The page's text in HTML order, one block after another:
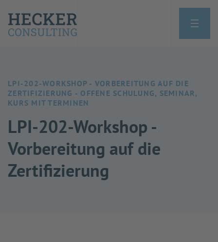
LPI-202-WORKSHOP - VORBEREITUNG AUF DIE
ZERTIFIZIERUNG - OFFENE SCHULUNG, SEMINAR,
KURS MIT TERMINEN
LPI-202-Workshop -
Vorbereitung auf die
Zertifizierung